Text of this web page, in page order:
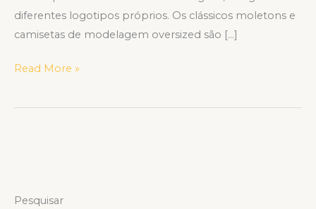
diferentes logotipos próprios. Os clássicos moletons e
camisetas de modelagem oversized são […]
Read More »
Pesquisar